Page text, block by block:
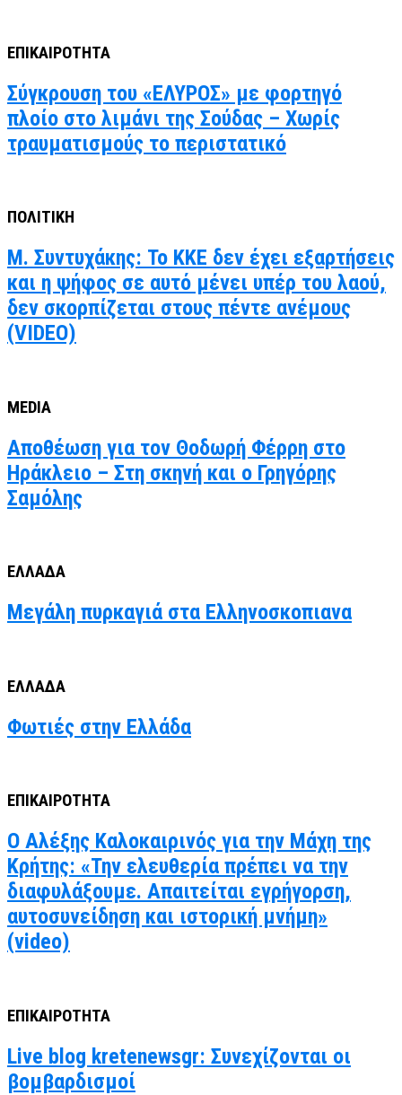
ΕΠΙΚΑΙΡΟΤΗΤΑ
Σύγκρουση του «ΕΛΥΡΟΣ» με φορτηγό
πλοίο στο λιμάνι της Σούδας – Χωρίς
τραυματισμούς το περιστατικό
ΠΟΛΙΤΙΚΗ
Μ. Συντυχάκης: Το ΚΚΕ δεν έχει εξαρτήσεις
και η ψήφος σε αυτό μένει υπέρ του λαού,
δεν σκορπίζεται στους πέντε ανέμους
(VIDEO)
MEDIA
Αποθέωση για τον Θοδωρή Φέρρη στο
Ηράκλειο – Στη σκηνή και ο Γρηγόρης
Σαμόλης
ΕΛΛΑΔΑ
Μεγάλη πυρκαγιά στα Ελληνοσκοπιανα
ΕΛΛΑΔΑ
Φωτιές στην Ελλάδα
ΕΠΙΚΑΙΡΟΤΗΤΑ
Ο Αλέξης Καλοκαιρινός για την Μάχη της
Κρήτης: «Την ελευθερία πρέπει να την
διαφυλάξουμε. Απαιτείται εγρήγορση,
αυτοσυνείδηση και ιστορική μνήμη»
(video)
ΕΠΙΚΑΙΡΟΤΗΤΑ
Live blog kretenewsgr: Συνεχίζονται οι
βομβαρδισμοί